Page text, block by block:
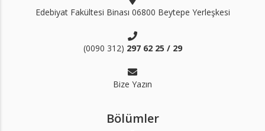
Edebiyat Fakültesi Binası 06800 Beytepe Yerleşkesi
(0090 312) 297 62 25 / 29
Bize Yazın
Bölümler